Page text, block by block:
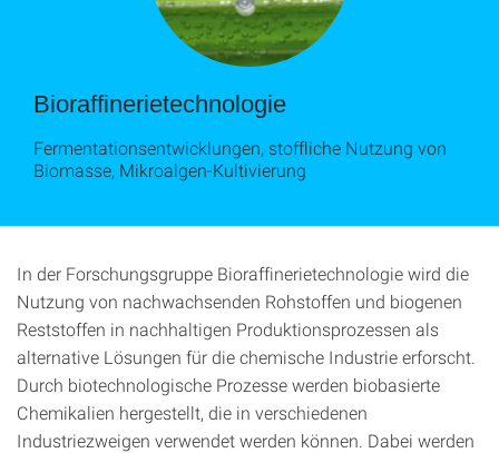
Bioraffinerietechnologie
Fermentationsentwicklungen, stoffliche Nutzung von
Biomasse, Mikroalgen-Kultivierung
In der Forschungsgruppe Bioraffinerietechnologie wird die
Nutzung von nachwachsenden Rohstoffen und biogenen
Reststoffen in nachhaltigen Produktionsprozessen als
alternative Lösungen für die chemische Industrie erforscht.
Durch biotechnologische Prozesse werden biobasierte
Chemikalien hergestellt, die in verschiedenen
Industriezweigen verwendet werden können. Dabei werden